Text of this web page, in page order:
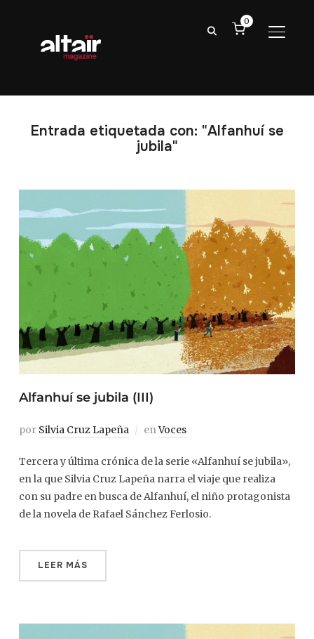
0
Entrada etiquetada con: "Alfanhuí se
jubila"
Alfanhuí se jubila (III)
por Silvia Cruz Lapeña enVoces
Tercera y última crónica de la serie «Alfanhuí se jubila»,
en la que Silvia Cruz Lapeña narra el viaje que realiza
con su padre en busca de Alfanhuí, el niño protagonista
de la novela de Rafael Sánchez Ferlosio.
LEER MÁS